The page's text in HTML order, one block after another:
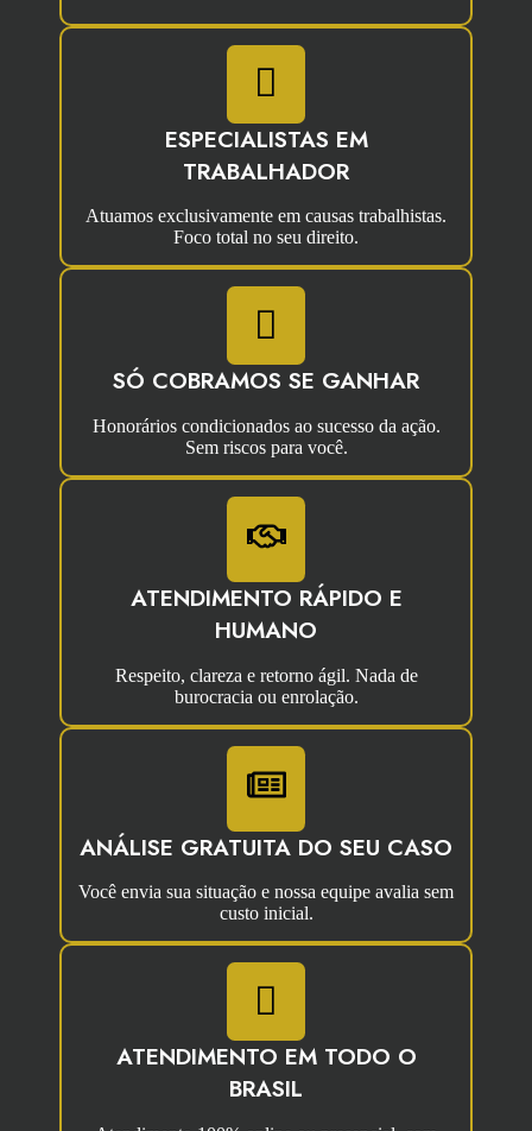
ESPECIALISTAS EM
TRABALHADOR
Atuamos exclusivamente em causas trabalhistas.
Foco total no seu direito.
SÓ COBRAMOS SE GANHAR
Honorários condicionados ao sucesso da ação.
Sem riscos para você.
ATENDIMENTO RÁPIDO E
HUMANO
Respeito, clareza e retorno ágil. Nada de
burocracia ou enrolação.
ANÁLISE GRATUITA DO SEU CASO
Você envia sua situação e nossa equipe avalia sem
custo inicial.
ATENDIMENTO EM TODO O
BRASIL